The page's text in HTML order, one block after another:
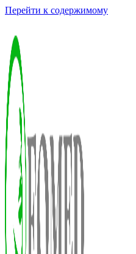
Перейти к содержимому